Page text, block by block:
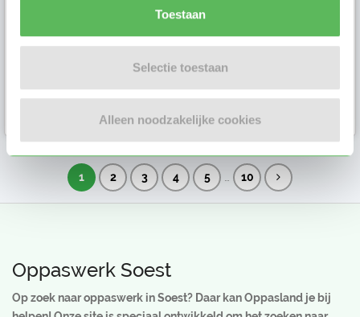
Toestaan
Selectie toestaan
Alleen noodzakelijke cookies
1 2 3 4 5 … 10
Oppaswerk Soest
Op zoek naar oppaswerk in Soest? Daar kan Oppasland je bij